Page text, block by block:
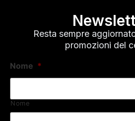
Resta sempre
promozioni del
Nome *
Nome